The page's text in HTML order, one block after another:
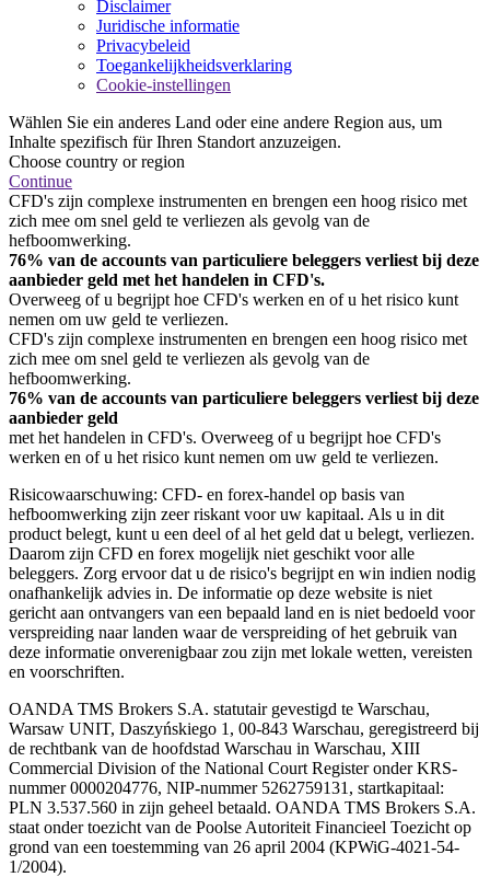
Disclaimer
Juridische informatie
Privacybeleid
Toegankelijkheidsverklaring
Cookie-instellingen
Wählen Sie ein anderes Land oder eine andere Region aus, um
Inhalte spezifisch für Ihren Standort anzuzeigen.
Choose country or region
Continue
CFD's zijn complexe instrumenten en brengen een hoog risico met
zich mee om snel geld te verliezen als gevolg van de
hefboomwerking.
76% van de accounts van particuliere beleggers verliest bij deze
aanbieder geld met het handelen in CFD's.
Overweeg of u begrijpt hoe CFD's werken en of u het risico kunt
nemen om uw geld te verliezen.
CFD's zijn complexe instrumenten en brengen een hoog risico met
zich mee om snel geld te verliezen als gevolg van de
hefboomwerking.
76% van de accounts van particuliere beleggers verliest bij deze
aanbieder geld
met het handelen in CFD's. Overweeg of u begrijpt hoe CFD's
werken en of u het risico kunt nemen om uw geld te verliezen.
Risicowaarschuwing: CFD- en forex-handel op basis van
hefboomwerking zijn zeer riskant voor uw kapitaal. Als u in dit
product belegt, kunt u een deel of al het geld dat u belegt, verliezen.
Daarom zijn CFD en forex mogelijk niet geschikt voor alle
beleggers. Zorg ervoor dat u de risico's begrijpt en win indien nodig
onafhankelijk advies in. De informatie op deze website is niet
gericht aan ontvangers van een bepaald land en is niet bedoeld voor
verspreiding naar landen waar de verspreiding of het gebruik van
deze informatie onverenigbaar zou zijn met lokale wetten, vereisten
en voorschriften.
OANDA TMS Brokers S.A. statutair gevestigd te Warschau,
Warsaw UNIT, Daszyńskiego 1, 00-843 Warschau, geregistreerd bij
de rechtbank van de hoofdstad Warschau in Warschau, XIII
Commercial Division of the National Court Register onder KRS-
nummer 0000204776, NIP-nummer 5262759131, startkapitaal:
PLN 3.537.560 in zijn geheel betaald. OANDA TMS Brokers S.A.
staat onder toezicht van de Poolse Autoriteit Financieel Toezicht op
grond van een toestemming van 26 april 2004 (KPWiG-4021-54-
1/2004).